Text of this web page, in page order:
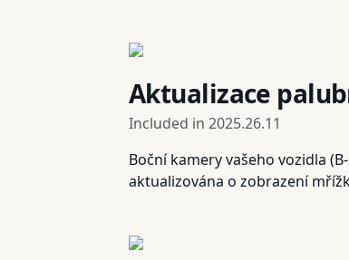
Aktualizace
Included in 2025.26.11
Boční kamery vašeho vozidla
aktualizována o zobrazení